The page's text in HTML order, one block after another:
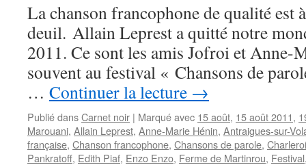
La chanson francophone de qualité est
deuil. Allain Leprest a quitté notre
2011. Ce sont les amis Jofroi et Anne-
souvent au festival « Chansons de
… Continuer la lecture →
Publié dansCarnet noir | Marqué avec 15 août, 15 août 2011,
Marouani, Allain Leprest, Anne-Marie Hénin, Antraigues-sur-
française, Chanson francophone, Chansons de parole, Charleroi
Pankratoff, Edith Piaf, Enzo Enzo, Ferme de Martinrou, Festival